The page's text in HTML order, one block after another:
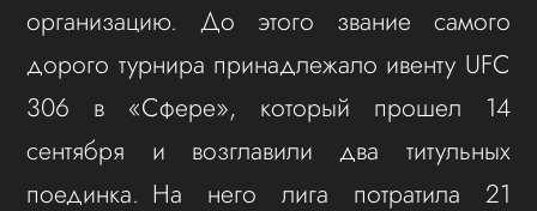
организацию. До этого звание самого
дорого турнира принадлежало ивенту UFC
306 в «Сфере», который прошел 14
сентября и возглавили два титульных
поединка. На него лига потратила 21